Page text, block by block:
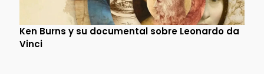
Ken Burns y su documental sobre Leonardo da
Vinci